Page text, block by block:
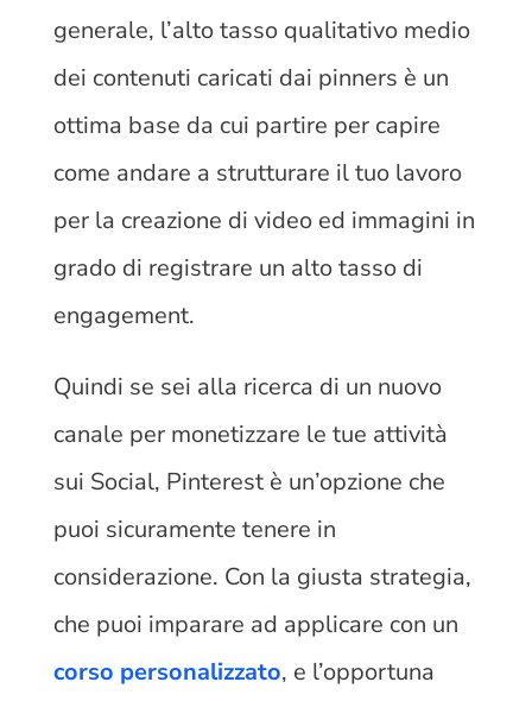
generale, l’alto tasso qualitativo medio
dei contenuti caricati dai pinners è un
ottima base da cui partire per capire
come andare a strutturare il tuo lavoro
per la creazione di video ed immagini in
grado di registrare un alto tasso di
engagement.
Quindi se sei alla ricerca di un nuovo
canale per monetizzare le tue attività
sui Social, Pinterest è un’opzione che
puoi sicuramente tenere in
considerazione. Con la giusta strategia,
che puoi imparare ad applicare con un
corso personalizzato, e l’opportuna